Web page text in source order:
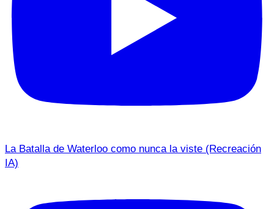
La Batalla de Waterloo como nunca la viste (Recreación
IA)